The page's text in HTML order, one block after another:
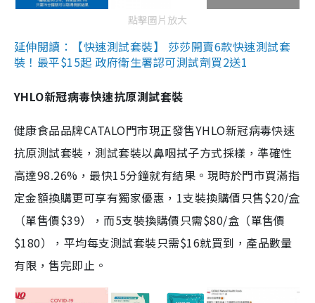
點擊圖片放大
延伸閱讀：【快速測試套裝】 莎莎開賣6款快速測試套
裝！最平$15起 政府衛生署認可測試劑買2送1
YHLO新冠病毒快速抗原測試套裝
健康食品品牌CATALO門市現正發售YHLO新冠病毒快速
抗原測試套裝，測試套裝以鼻咽拭子方式採樣，準確性
高達98.26%，最快15分鐘就有結果。現時於門市買滿指
定金額換購更可享有獨家優惠，1支裝換購價只售$20/盒
（單售價$39），而5支裝換購價只需$80/盒（單售價
$180），平均每支測試套裝只需$16就買到，產品數量
有限，售完即止。